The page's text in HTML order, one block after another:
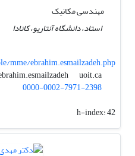
مهندسی مکانیک
استاد، دانشگاه آنتاریو، کانادا
mme/ebrahim.esmailzadeh.php
ebrahim.esmailzadeh
uoit.ca
0000-0002-7971-2398
h-index:42